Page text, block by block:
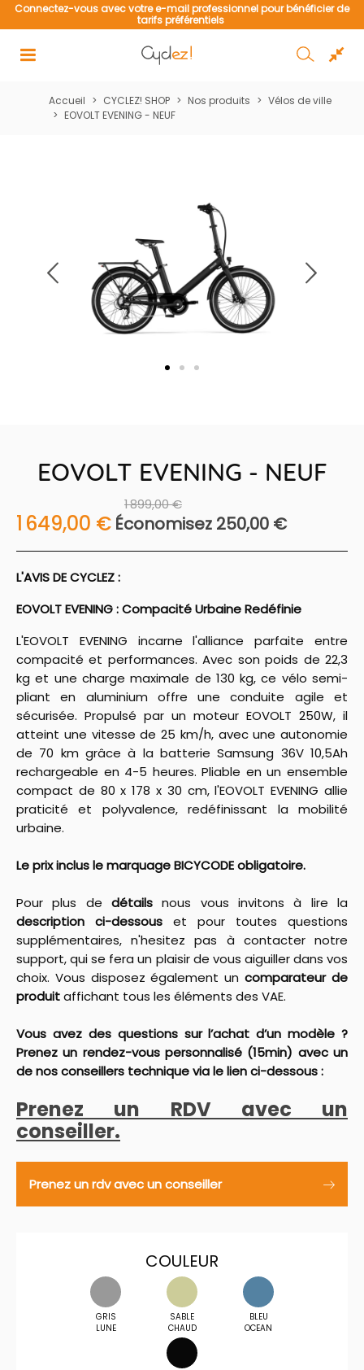
Connectez-vous avec votre e-mail professionnel pour bénéficier de
tarifs préférentiels
Accueil > CYCLEZ! SHOP > Nos produits > Vélos de ville
> EOVOLT EVENING - NEUF
EOVOLT EVENING - NEUF
1 899,00 €
1 649,00 € Économisez 250,00 €
L'AVIS DE CYCLEZ :
EOVOLT EVENING : Compacité Urbaine Redéfinie
L'EOVOLT EVENING incarne l'alliance parfaite entre
compacité et performances. Avec son poids de 22,3
kg et une charge maximale de 130 kg, ce vélo semi-
pliant en aluminium offre une conduite agile et
sécurisée. Propulsé par un moteur EOVOLT 250W, il
atteint une vitesse de 25 km/h, avec une autonomie
de 70 km grâce à la batterie Samsung 36V 10,5Ah
rechargeable en 4-5 heures. Pliable en un ensemble
compact de 80 x 178 x 30 cm, l'EOVOLT EVENING allie
praticité et polyvalence, redéfinissant la mobilité
urbaine.
Le prix inclus le marquage BICYCODE obligatoire.
Pour plus de détails nous vous invitons à lire la
description ci-dessous et pour toutes questions
supplémentaires, n'hesitez pas à contacter notre
support, qui se fera un plaisir de vous aiguiller dans vos
choix. Vous disposez également uncomparateur de
produitaffichant tous les éléments des VAE.
Vous avez des questions sur l’achat d’un modèle ?
Prenez un rendez-vous personnalisé (15min) avec un
de nos conseillers technique via le lien ci-dessous :
Prenez un RDV avec un
conseiller.
Prenez un rdv avec un conseiller
COULEUR
GRIS
LUNE
SABLE
CHAUD
BLEU
OCEAN